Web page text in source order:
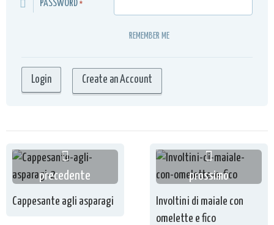
PASSWORD *
REMEMBER ME
Create an Account
precedente
Cappesante agli asparagi
prossimo
Involtini di maiale con
omelette e fico